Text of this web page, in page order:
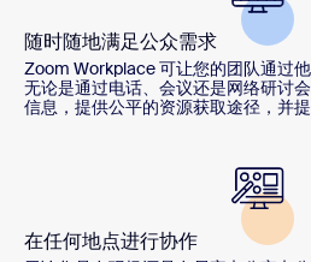
随时随地满足公众需求
Zoom Workplace 可让您的团队通过
无论是通过电话、会议还是网络研讨
信息，提供公平的资源获取途径，并提
在任何地点进行协作